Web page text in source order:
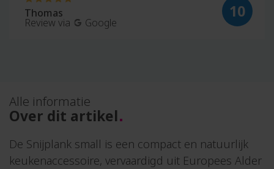
Thomas
Review via Google
10
Alle informatie
Over dit artikel
De Snijplank small is een compact en natuurlijk
keukenaccessoire, vervaardigd uit Europees Alder